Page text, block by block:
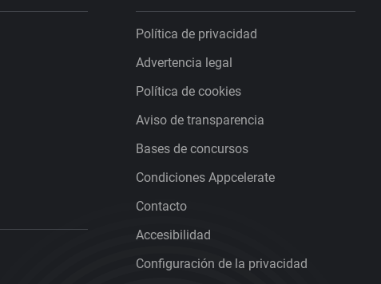
Política de privacidad
Advertencia legal
Política de cookies
Aviso de transparencia
Bases de concursos
Condiciones Appcelerate
Contacto
Accesibilidad
Configuración de la privacidad